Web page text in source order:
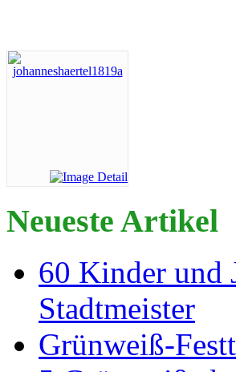
Neueste Artikel
60 Kinder und
Stadtmeister
Grünweiß-